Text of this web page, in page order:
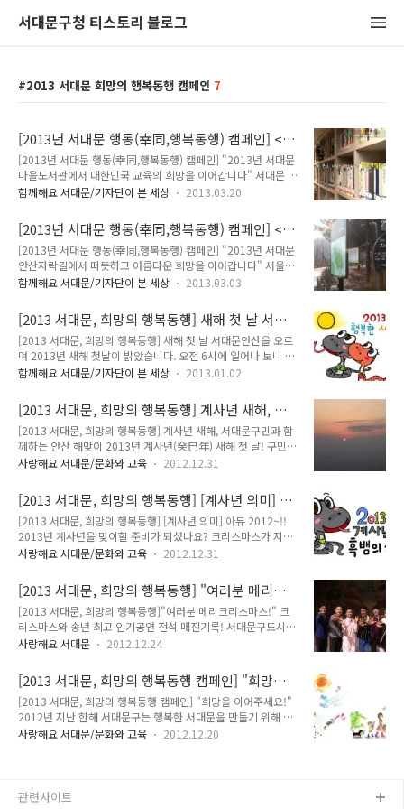
서대문구청 티스토리 블로그
2013 서대문 희망의 행복동행 캠페인 7
[2013년 서대문 행동(幸同,행복동행) 캠페인] <
서대문에서 희망을 이어주세요> "2013년 서대문
마을도서관에서 대한민국 교육의 희망을 이어갑
니다"
[2013년 서대문 행동(幸同,행복동행) 캠페인] "2013년 서대문
마을도서관에서 대한민국 교육의 희망을 이어갑니다" 서대문 마
을도서관에서 희망을 이어나갔습니다. 우리마을에 작은 도서관
운 분위기에서 마음껏 책도 읽을 수 있고, 차 한잔의 여유가 있어
커피향이 가득하며, 마을주민들과 함께 정다운 담소를 나눌 수
있는 우리 동네 작은 도서관은 북카페이자 사랑방이기도 합니다.
서대문 TONG과 함께 자세히 알아볼까요? 남가좌래미안 푸른
북 카페는 공유서가입니다. 여기서 공유서가란? 이웃과 함께 책
원하는 주민들에게 서가를 분양하는 것이랍니다. 자신의 책을 다
함께 나누어 보는 것! 생각만해..
함께해요 서대문/기자단이 본 세상 2013.03.20
[2013년 서대문 행동(幸同,행복동행) 캠페인] <
서대문에서 희망을 이어주세요> "2013년 서대문
안산자락길에서 따뜻하고 아름다운 희망을 이어
갑니다"
[2013년 서대문 행동(幸同,행복동행) 캠페인] "2013년 서대문
안산자락길에서 따뜻하고 아름다운 희망을 이어갑니다" 서울에
서 가장 걷고 싶은 명품길 "서대문안산 자락길" 서대문안산자락
발견되어 시민들에게 공개된 서대문안산 자락길. 이 곳에 오면
하늘과 바람과 별이 있는 서대문안산 자락길을 만날 수 있습니
다. 자연을 느끼고, 오다가 이웃끼리 만나 웃으며 인사나눌 수 있
는 곳, 그렇게 자락길은 사람과 도시 속에 서로 배려하고, 소통하
며 누구나 걷고 싶어하는 행복한 숲길입니다. 이번엔 서대문안산
습니다. TONG과 함께 살펴볼까요? 서대문구민 최재금님 서대
문안산자락길 너무 좋아요, 그리고 우..
함께해요 서대문/기자단이 본 세상 2013.03.03
[2013 서대문, 희망의 행복동행] 새해 첫 날 서대
문안산을 오르며 <서대문구민과 함께 하는 안산
해맞이>
[2013 서대문, 희망의 행복동행] 새해 첫 날 서대문안산을 오르
며 2013년 새해 첫날이 밝았습니다. 오전 6시에 일어나 보니 세
상이 온통 서설(瑞雪)로 하얗게 덮여있었지요. 새벽에 내리기 시
대문구민들의 안산 해맞이 행사가 있지요. 첫날 아침 함박눈이
내리는 것을 보니 마음에 하얀 그리움이 안개처럼 피어올랐습니
다. 모자와 목도리, 장갑을 챙겨 오전 6시 10분에 집을 나섰습니
다. 6시 30분에 서대문자연사박물관 부근의 만남의 광장에 도착
하니 벌써 많은 주민들이 모여서 반갑게 인사를 하고 덕담을 나
내린 함박눈이 밝혀준 새해 아침 날이 밝기 전의 캄캄한 어둠 속
에 함박눈이 펑펑 내..
함께해요 서대문/기자단이 본 세상 2013.01.02
[2013 서대문, 희망의 행복동행] 계사년 새해, 서
대문구민과 함께하는 안산 해맞이
[2013 서대문, 희망의 행복동행] 계사년 새해, 서대문구민과 함
께하는 안산 해맞이 2013년 계사년(癸巳年) 새해 첫 날! 구민이
한자리에 모여 처음뜨는 뱀의 해를 맞이하는 해맞이를 통해 한해
기원하는 장을 마련하는 시간을 갖습니다. 2013년 1월 1일 7시
26분 독도에서 첫 태양이 가장 먼저 떠오릅니다. 서대문 안산에
서는 약 20분 뒤인 7시 47분경 떠오르는 태양을 볼 수 있다고 합
니다. 서대문의 자랑인 안산은 서대문구청 뒤편에 자리하여, 구
민이 부담없이 걷고 즐길 수 있는 곳이며, 정상에서는 북한산, 인
다. 안산에서 서울 구경(九景) 글 다시보기 안산 해맞이 행사는
오전 ..
사랑해요 서대문/문화와 교육 2012.12.31
[2013 서대문, 희망의 행복동행] [계사년 의미] 아
듀 2012~!! 2013년 계사년을 맞이할 준비가 되셨
나요?
[2013 서대문, 희망의 행복동행] [계사년 의미] 아듀 2012~!!
2013년 계사년을 맞이할 준비가 되셨나요? 크리스마스가 지나
가고 이제 2012년도 얼마 남지 않았습니다. 2012년도 새해 다
비를 하고 있네요. 이번 2013년도는 뱀의 해로 계사년(癸巳年)
이자 흑뱀의 해이기도 합니다. 계사년(癸巳年)에 巳(뱀)은 땅속
에 제왕을 상징한 것입니다. 뱀(巳)은 12지의 여섯 번째로 육십
갑자에서 을사(乙巳), 기사(己巳), 계사(癸巳), 정사(丁巳), 신사
(辛巳) 등 5번 순행하고, 뱀(巳)은 시각으로는 9시에서 11시, 방
의 동물 실체로 일상생활에서 인간에게 공포의 대상이 되거나..
사랑해요 서대문/문화와 교육 2012.12.31
[2013 서대문, 희망의 행복동행] "여러분 메리크
리스마스!" 크리스마스와 송년 최고 인기공연 <
호두까기 인형> 전석 매진기록!
[2013 서대문, 희망의 행복동행]"여러분 메리크리스마스!" 크
리스마스와 송년 최고 인기공연 전석 매진기록! 서대문구도시관
리공단이 운영하는 서대문문화회관에서는 지난 12월 22일 2시,
레무대가 열렸습니다. 해마다 겨울이면 고정 레퍼토리로 가족 관
객들에게 선보였던 발레, 올해도 변함없이 찾아왔습니다. 지금으
로부터 100여 년 전 초연된 후, 밝고 명랑한 분위기의 음악과 크
리스마스를 배경으로 한 동화적 요소로 온 가족이 함께 즐기는
고정 레퍼토리로 자리 잡은〈호두까기 인형〉은 발레사의 흥행
사랑해요 서대문 2012.12.24
[2013 서대문, 희망의 행복동행 캠페인] "희망을
이어주세요!" <2013년 서대문구에서 희망을 나누
어 드립니다>
[2013 서대문, 희망의 행복동행 캠페인] "희망을 이어주세요!"
2012년 지난 한해 서대문구는 행복한 서대문을 만들기 위해 우
리 모두가 힘들게 노력한 한해였고, 더욱 어려워지는 경제상황에
볼까요? 2012년 서대문구는 .... 자치구 마을공동체 육성 부문
사랑해요 서대문/문화와 교육 2012.12.20
관련사이트